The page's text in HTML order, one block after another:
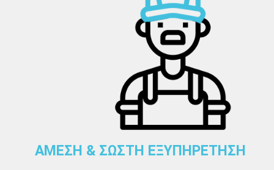
ΑΜΕΣΗ & ΣΩΣΤΗ ΕΞΥΠΗΡΕΤΗΣΗ